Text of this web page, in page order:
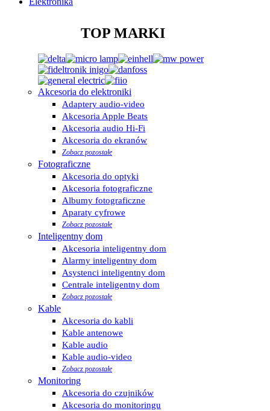
TOP MARKI
Akcesoria do elektroniki
Adaptery audio-video
Akcesoria Apple Beats
Akcesoria audio Hi-Fi
Akcesoria do ekranów
Zobacz pozostałe
Fotograficzne
Akcesoria do optyki
Akcesoria fotograficzne
Albumy fotograficzne
Aparaty cyfrowe
Zobacz pozostałe
Inteligentny dom
Akcesoria inteligentny dom
Alarmy inteligentny dom
Asystenci inteligentny dom
Centrale inteligentny dom
Zobacz pozostałe
Kable
Akcesoria do kabli
Kable antenowe
Kable audio
Kable audio-video
Zobacz pozostałe
Monitoring
Akcesoria do czujników
Akcesoria do monitoringu